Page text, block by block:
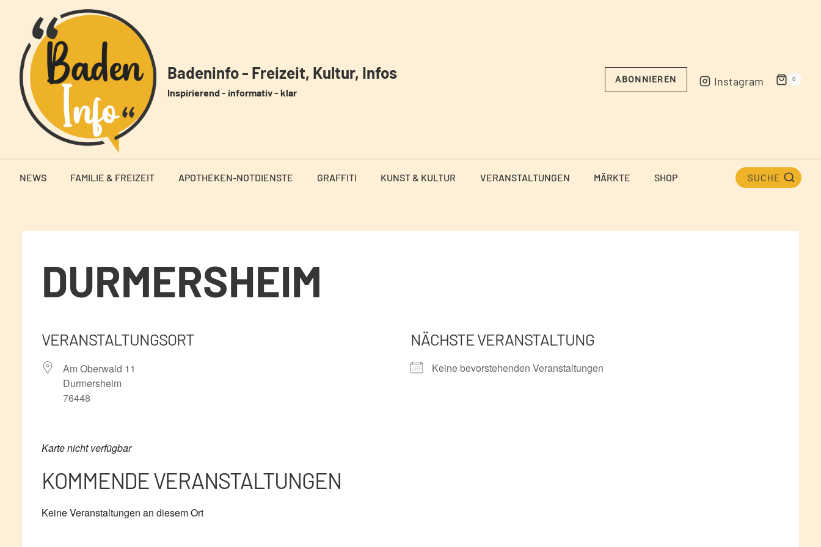
springen
Badeninfo - Freizeit, Kultur, Infos
Inspirierend - informativ - klar
ABONNIEREN Instagram 0
NEWS FAMILIE & FREIZEIT APOTHEKEN-NOTDIENSTE GRAFFITI KUNST & KULTUR VERANSTALTUNGEN MÄRKTE SHOP SUCHE
DURMERSHEIM
VERANSTALTUNGSORT
Am Oberwald 11
Durmersheim
76448
NÄCHSTE VERANSTALTUNG
Keine bevorstehenden Veranstaltungen
Karte nicht verfügbar
KOMMENDE VERANSTALTUNGEN
Keine Veranstaltungen an diesem Ort